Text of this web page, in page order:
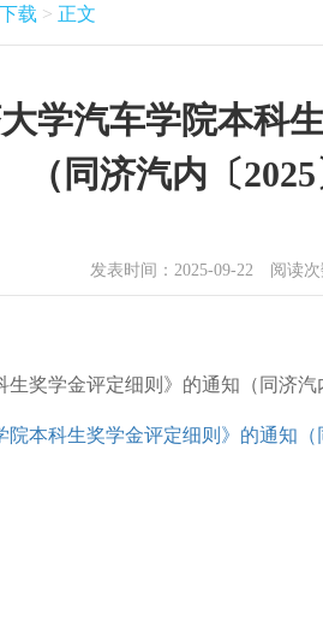
载 > 正文
学汽车学院本科
（同济汽内〔2025
发表时间：2025-09-22 阅读次
奖学金评定细则》的通知（同济汽
本科生奖学金评定细则》的通知（